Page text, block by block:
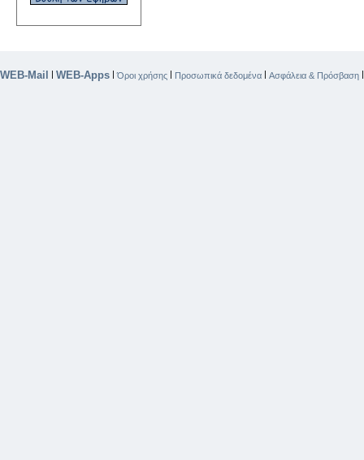
WEB-Mail WEB-Apps |Όροι χρήσης Προσωπικά δεδομένα Ασφάλεια & Πρόσβαση